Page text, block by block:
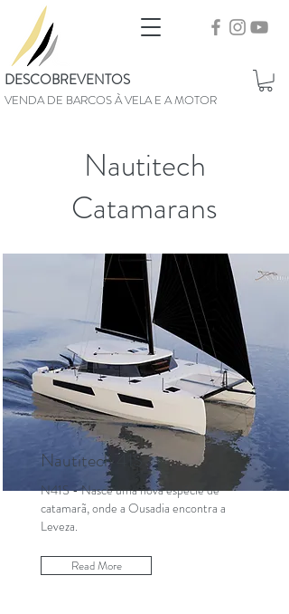
DESCOBREVENTOS
VENDA DE BARCOS À VELA E A MOTOR
Nautitech
Catamarans
Nautitech 41S
N41S - Nasce uma nova espécie de
catamarã, onde a Ousadia encontra a
Leveza.
Read More